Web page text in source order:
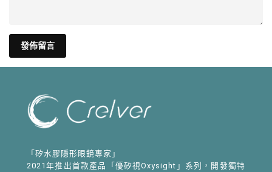
「矽水膠隱形眼鏡專家」
2021年推出首款產品「優矽視Oxysight」系列，開發獨特